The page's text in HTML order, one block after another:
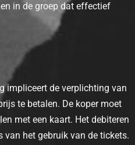
in de groep dat effectief
impliceert de verplichting van
te betalen. De koper moet
met een kaart. Het debiteren
het gebruik van de tickets.